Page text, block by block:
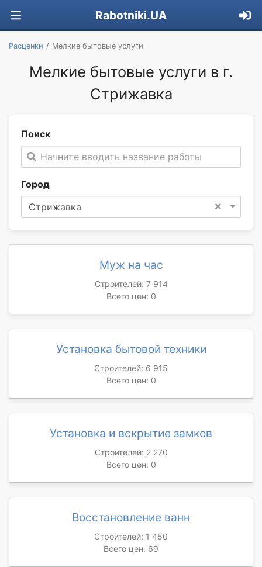
Rabotniki.UA
Расценки Мелкие бытовые услуги
Мелкие бытовые услуги в г.
Стрижавка
Поиск
Начните вводить название работы
Город
×
Стрижавка
Муж на час
Строителей: 7 914
Всего цен: 0
Установка бытовой техники
Строителей: 6 915
Всего цен: 0
Установка и вскрытие замков
Строителей: 2 270
Всего цен: 0
Восстановление ванн
Строителей: 1 450
Всего цен: 69